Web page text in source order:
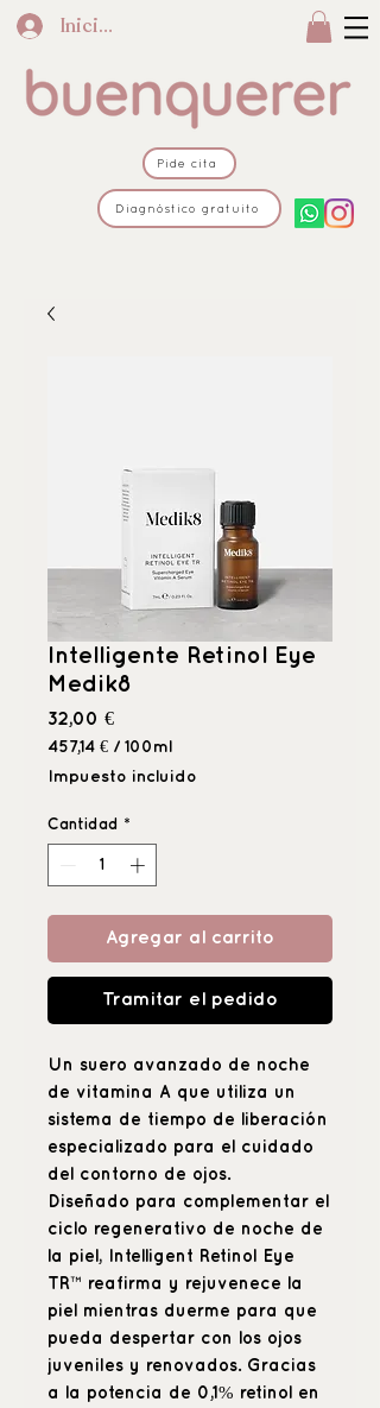
Iniciar sesión
Pide cita
Diagnóstico gratuito
Intelligente Retinol Eye
Medik8
32,00 €Precio
457,14 € / 100ml
457,14 €
por
Mililitro
Impuesto incluido
Cantidad *
Agregar al carrito
Tramitar el pedido
Un suero avanzado de noche
de vitamina A que utiliza un
sistema de tiempo de liberación
especializado para el cuidado
del contorno de ojos.
Diseñado para complementar el
ciclo regenerativo de noche de
la piel, Intelligent Retinol Eye
TR™ reafirma y rejuvenece la
piel mientras duerme para que
pueda despertar con los ojos
juveniles y renovados. Gracias
a la potencia de 0,1% retinol en